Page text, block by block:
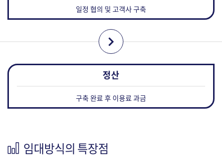
일정 협의 및 고객사 구축
구축 완료 후 이용료 과금
임대방식의 특장점